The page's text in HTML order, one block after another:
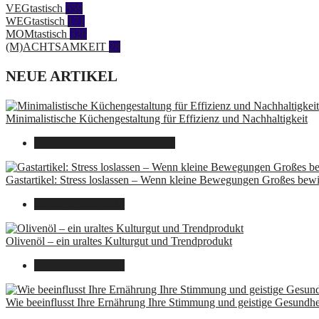
VEGtastisch 559
WEGtastisch 171
MOMtastisch 328
(M)ACHTSAMKEIT 28
NEUE ARTIKEL
Minimalistische Küchengestaltung für Effizienz und Nachhaltigkeit
Gastartikel: Stress loslassen – Wenn kleine Bewegungen Großes
Olivenöl – ein uraltes Kulturgut und Trendprodukt
Wie beeinflusst Ihre Ernährung Ihre Stimmung und geistige